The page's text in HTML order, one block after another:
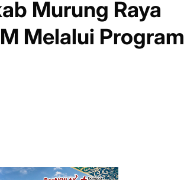
Murung Raya
Melalui Program